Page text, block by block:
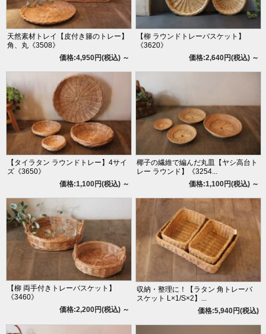
天然素材トレイ【皮付き籐のトレー】
角、丸《3508》
価格:4,950円(税込) ～
【柳 ラウンドトレーバスケット】
《3620》
価格:2,640円(税込) ～
【タイラタン ラウンドトレー】4サイ
ズ《3650》
価格:1,100円(税込) ～
椰子の繊維で編んだ丸皿【ヤシ高台ト
レー ラウンド】《3254...
価格:1,100円(税込) ～
【柳 両手付きトレーバスケット】
《3460》
価格:2,200円(税込) ～
収納・整理に！【ラタン 角トレーバ
スケット L×1/S×2】...
価格:5,940円(税込)